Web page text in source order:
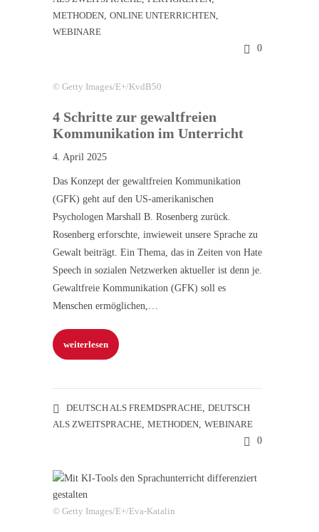
METHODEN, ONLINE UNTERRICHTEN,
WEBINARE
0
© Getty Images/E+/KvdB50
4 Schritte zur gewaltfreien
Kommunikation im Unterricht
4. April 2025
Das Konzept der gewaltfreien Kommunikation
(GFK) geht auf den US-amerikanischen
Psychologen Marshall B. Rosenberg zurück.
Rosenberg erforschte, inwieweit unsere Sprache zu
Gewalt beiträgt. Ein Thema, das in Zeiten von Hate
Speech in sozialen Netzwerken aktueller ist denn je.
Gewaltfreie Kommunikation (GFK) soll es
Menschen ermöglichen,…
weiterlesen
DEUTSCH ALS FREMDSPRACHE, DEUTSCH
ALS ZWEITSPRACHE, METHODEN, WEBINARE
0
© Getty Images/E+/Eva-Katalin